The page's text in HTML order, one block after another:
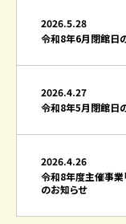
2026.5.28
令和8年6月閉館日
2026.4.27
令和8年5月閉館日
2026.4.26
令和8年度主催事業
のお知らせ